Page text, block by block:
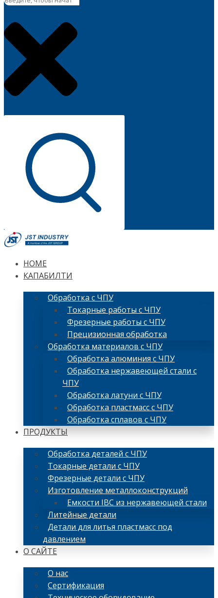
HOME
КАПАБИЛТИ
Обработка с ЧПУ
Токарные работы с ЧПУ
Фрезерные работы с ЧПУ
Прецизионная обработка
Обработка материалов с ЧПУ
Обработка алюминия с ЧПУ
Обработка нержавеющей стали с
ЧПУ
Обработка латуни с ЧПУ
Обработка пластмасс с ЧПУ
Обработка сплавов с ЧПУ
ПРОДУКТЫ
Обработка деталей с ЧПУ
Токарные детали с ЧПУ
Фрезерные детали с ЧПУ
Изготовление металлоконструкций
Емкости IBC из нержавеющей стали
Литейные детали
Детали для литья пластмасс под
давлением
О САЙТЕ
О нас
Сертификация